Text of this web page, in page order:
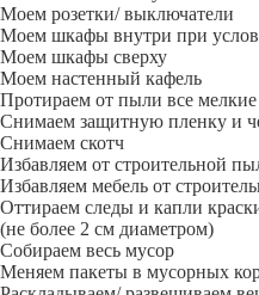
Моем розетки/ выключатели
Моем шкафы внутри при
Моем шкафы сверху
Моем настенный кафель
Протираем от пыли все
Снимаем защитную пленку и
Снимаем скотч
Избавляем от строительной
Избавляем мебель от
Оттираем следы и капли
(не более 2 см диаметром)
Собираем весь мусор
Меняем пакеты в мусорных